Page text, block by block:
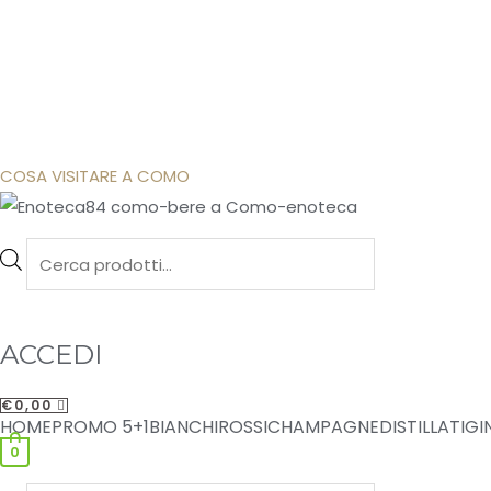
COSA VISITARE A COMO
ACCEDI
€0,00
HOMEPROMO 5+1BIANCHIROSSICHAMPAGNEDISTILLATI
0